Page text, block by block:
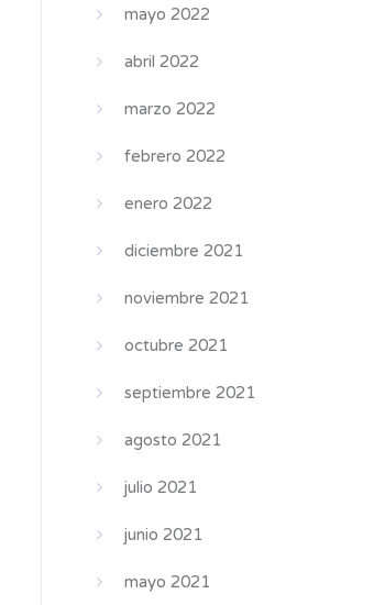
mayo 2022
abril 2022
marzo 2022
febrero 2022
enero 2022
diciembre 2021
noviembre 2021
octubre 2021
septiembre 2021
agosto 2021
julio 2021
junio 2021
mayo 2021